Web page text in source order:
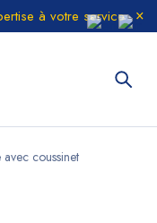
à votre service
coussinet